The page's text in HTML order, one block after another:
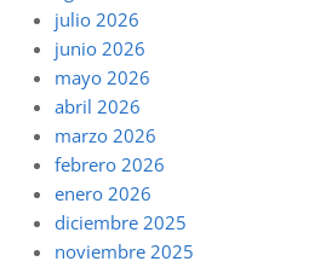
julio 2026
junio 2026
mayo 2026
abril 2026
marzo 2026
febrero 2026
enero 2026
diciembre 2025
noviembre 2025